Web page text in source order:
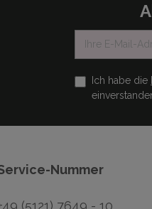
Ich habe die
Nummer
(5121) 7649 - 10